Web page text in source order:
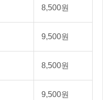
8,500원
9,500원
8,500원
9,500원